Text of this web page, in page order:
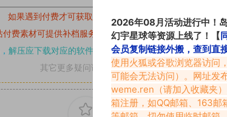
如果遇到付费才可获取的素材，建议升级对应的VIP。
付费素材可提供补档服务
均有备份”，素材以主流网盘分享
解压应下载对应的软件操作，电脑：7-zip；安卓：
其它更多疑问请查看站内帮助中心！
2026年08月活动进行中！岛
幻宇星球等资源上线了！【
会员复制链接外搬，查到直
使用火狐或谷歌浏览器访问
可能会无法访问）。网址发
weme.ren （请加入收藏夹
箱注册，如QQ邮箱、163邮